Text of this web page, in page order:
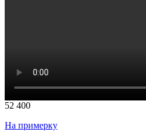
52 400
На примерку